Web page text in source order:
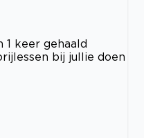
1 keer gehaald
bij jullie doen